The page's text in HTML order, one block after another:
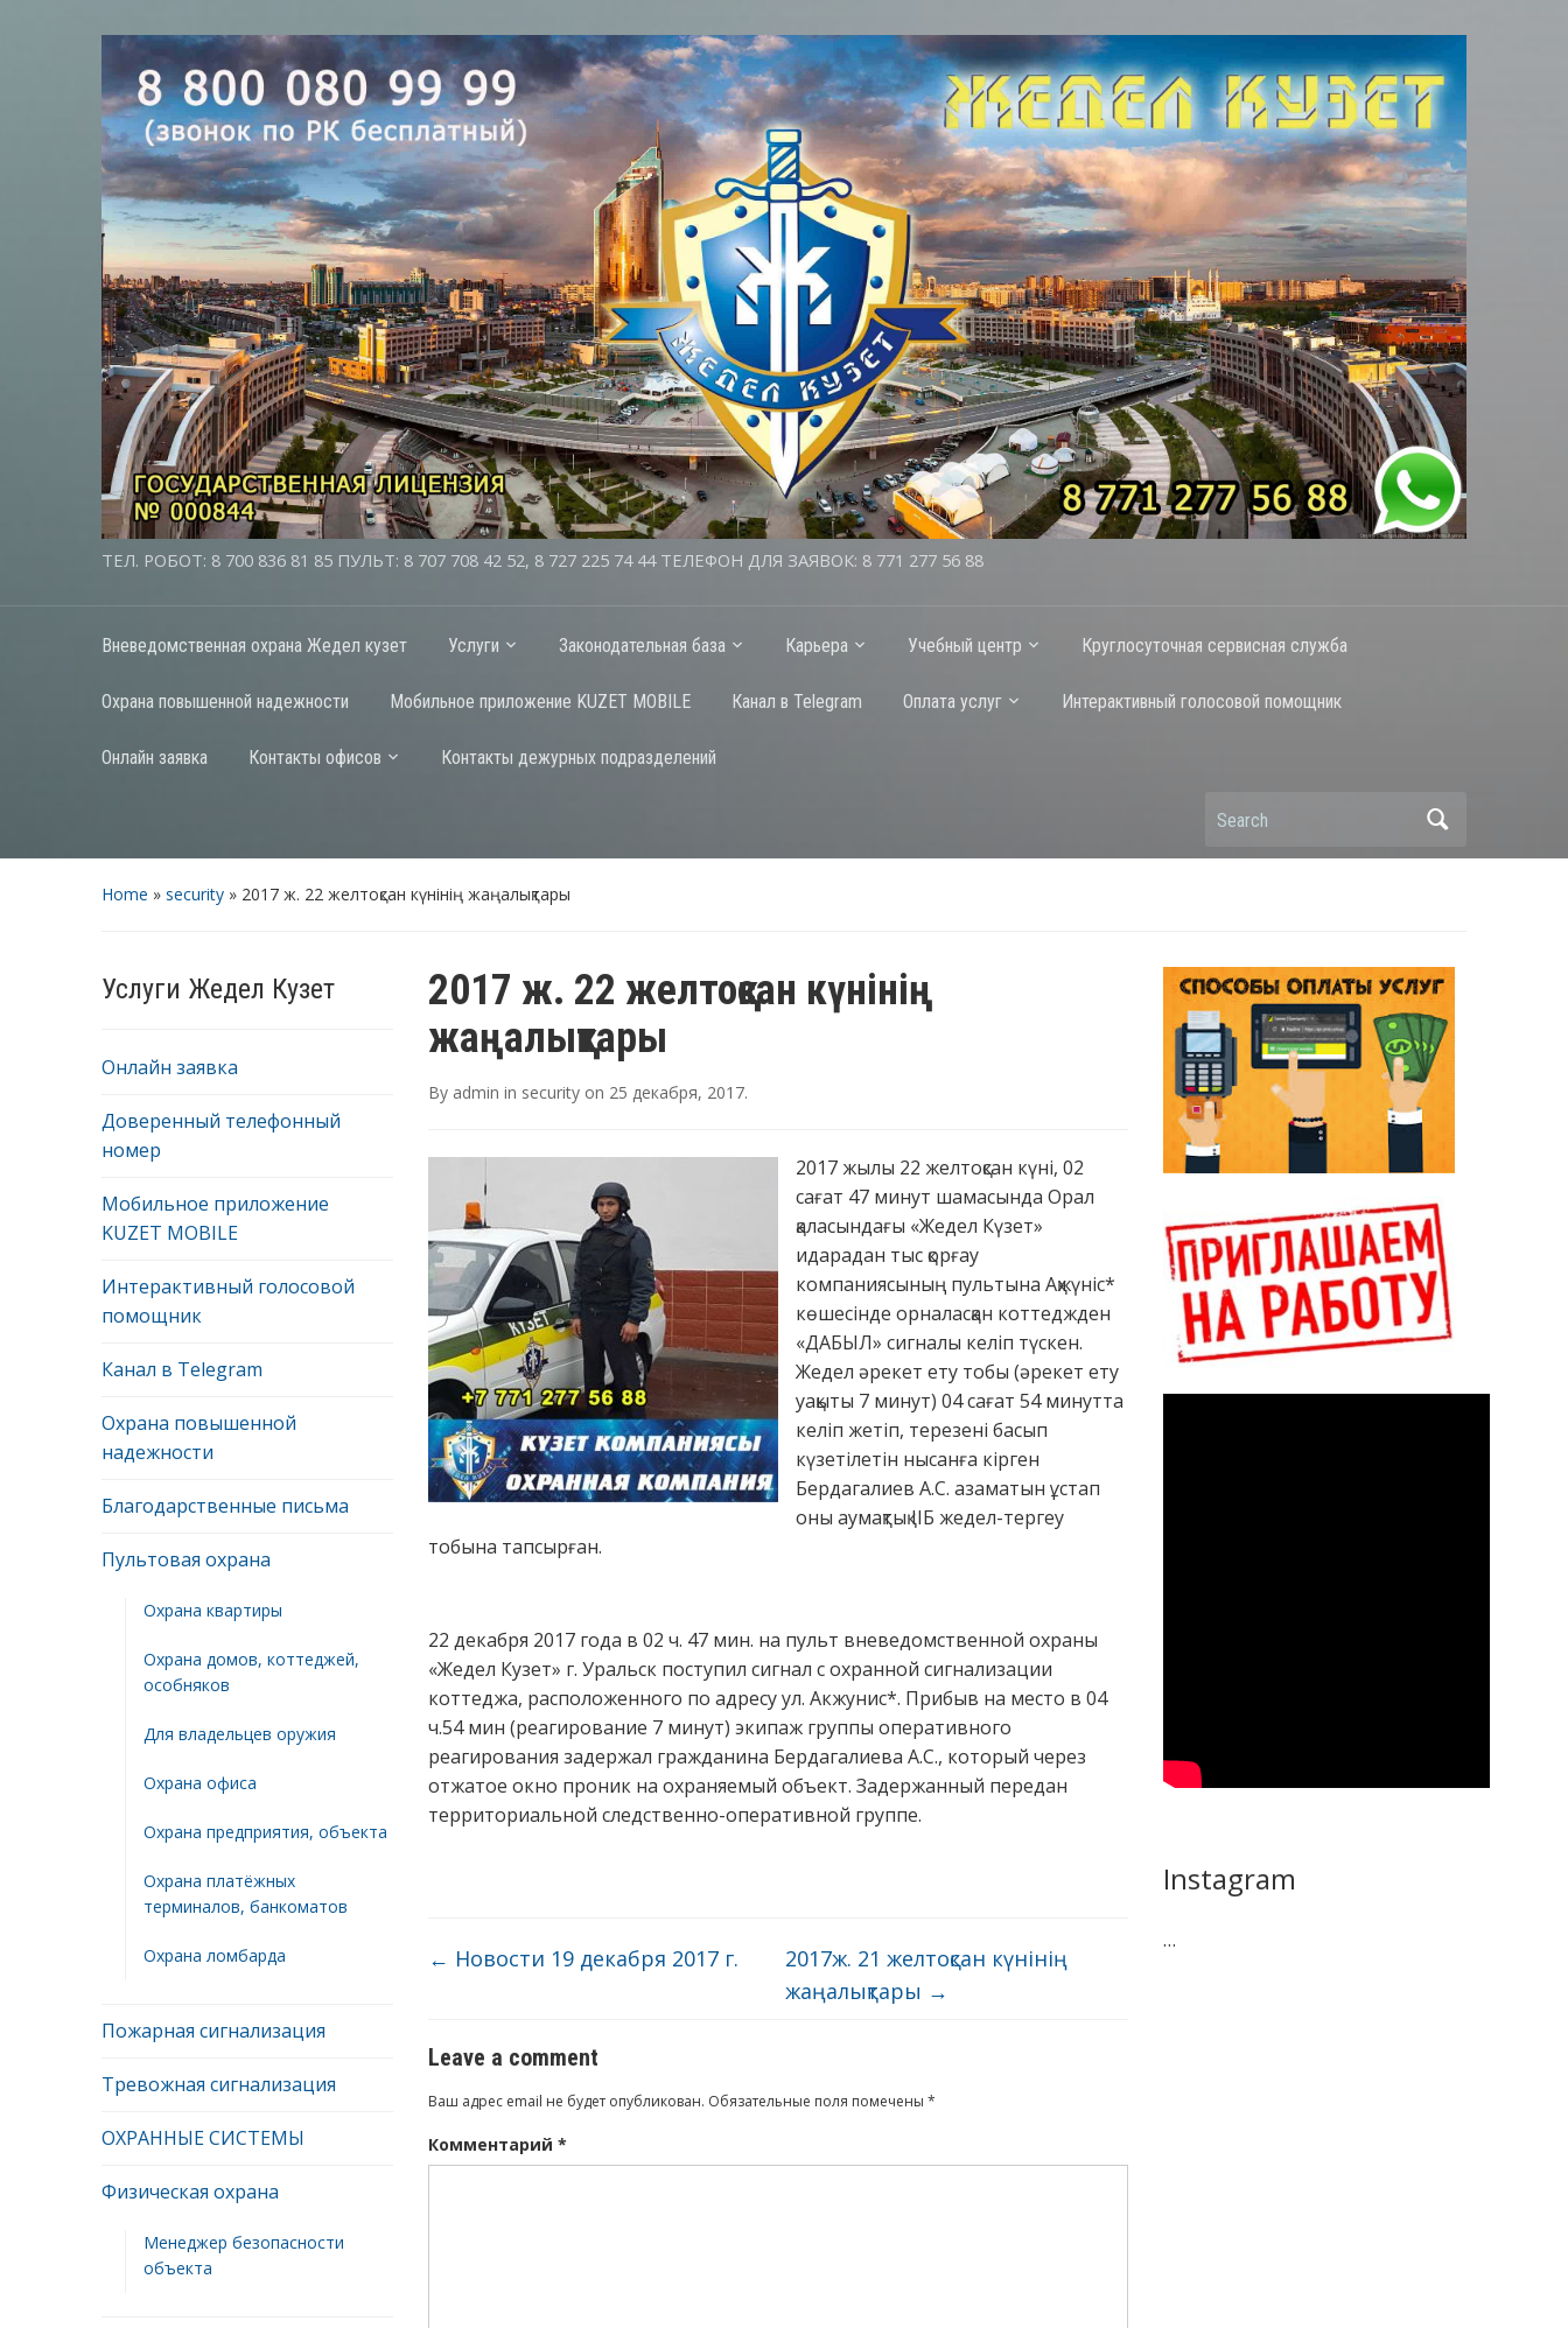
ТЕЛ. РОБОТ: 8 700 836 81 85 ПУЛЬТ: 8 707 708 42 52, 8 727 225 74 44 ТЕЛЕФОН ДЛЯ ЗАЯВОК: 8 771 277 56 88
Вневедомственная охрана Жедел кузет Услуги Законодательная база Карьера Учебный центр Круглосуточная сервисная служба
Охрана повышенной надежности Мобильное приложение KUZET MOBILE Канал в Telegram Оплата услуг Интерактивный голосовой помощник
Онлайн заявка Контакты офисов Контакты дежурных подразделений
Search
Home » security » 2017 ж. 22 желтоқсан күнінің жаңалықтары
Услуги Жедел Кузет
Онлайн заявка
Доверенный телефонный
номер
Мобильное приложение
KUZET MOBILE
Интерактивный голосовой
помощник
Канал в Telegram
Охрана повышенной
надежности
Благодарственные письма
Пультовая охрана
Охрана квартиры
Охрана домов, коттеджей,
особняков
Для владельцев оружия
Охрана офиса
Охрана предприятия, объекта
Охрана платёжных
терминалов, банкоматов
Охрана ломбарда
Пожарная сигнализация
Тревожная сигнализация
ОХРАННЫЕ СИСТЕМЫ
Физическая охрана
Менеджер безопасности
объекта
2017 ж. 22 желтоқсан күнінің
жаңалықтары
By admin in security on 25 декабря, 2017.
2017 жылы 22 желтоқсан күні, 02
сағат 47 минут шамасында Орал
қаласындағы «Жедел Күзет»
идарадан тыс қорғау
компаниясының пультына Ақжүніс*
көшесінде орналасқан коттеджден
«ДАБЫЛ» сигналы келіп түскен.
Жедел әрекет ету тобы (әрекет ету
уақыты 7 минут) 04 сағат 54 минутта
келіп жетіп, терезені басып
күзетілетін нысанға кірген
Бердагалиев А.С. азаматын ұстап
оны аумақтық ІІБ жедел-тергеу
тобына тапсырған.
22 декабря 2017 года в 02 ч. 47 мин. на пульт вневедомственной охраны
«Жедел Кузет» г. Уральск поступил сигнал с охранной сигнализации
коттеджа, расположенного по адресу ул. Акжунис*. Прибыв на место в 04
ч.54 мин (реагирование 7 минут) экипаж группы оперативного
реагирования задержал гражданина Бердагалиева А.С., который через
отжатое окно проник на охраняемый объект. Задержанный передан
территориальной следственно-оперативной группе.
← Новости 19 декабря 2017 г.
2017ж. 21 желтоқсан күнінің
жаңалықтары →
Leave a comment
Ваш адрес email не будет опубликован. Обязательные поля помечены *
Комментарий *
Instagram
…